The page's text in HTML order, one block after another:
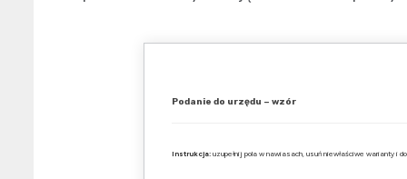
Podanie do urzędu – wzór
Instrukcja:uzupełnij pola w nawiasach, usuń niewłaściwe warianty i